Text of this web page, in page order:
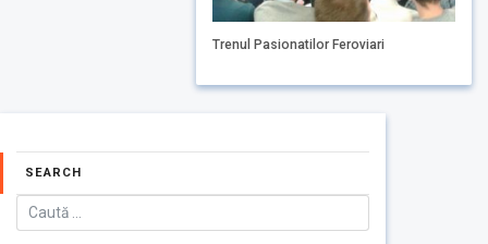
Trenul Pasionatilor Feroviari
SEARCH